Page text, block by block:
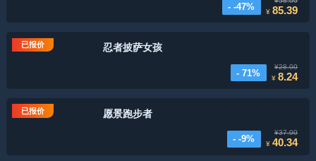
- -47%
¥85.39
已报价 忍者披萨女孩
- 71%
¥28.00
¥8.24
已报价 愿景跑步者
- -9%
¥37.00
¥40.34